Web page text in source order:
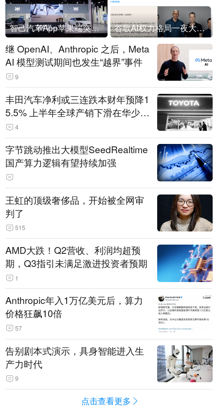
智己汽车App苹果端突然“下架” 谷歌AI权力格局一夜大洗牌
继 OpenAI、Anthropic 之后，Meta
AI 模型测试期间也发生“越界”事件
9
丰田汽车净利或三连跌本财年预降1
5.5% 上半年全球产销下滑在华少卖
14.3万辆
4
字节跳动推出大模型SeedRealtime
国产算力逻辑有望持续加强
王虹的顶级奢侈品，开始被全网审
判了
515
AMD大跌！Q2营收、利润均超预
期，Q3指引未满足激进投资者预期
1
Anthropic年入1万亿美元后，算力
价格狂飙10倍
57
告别剧本式演示，具身智能进入生
产力时代
9
点击查看更多